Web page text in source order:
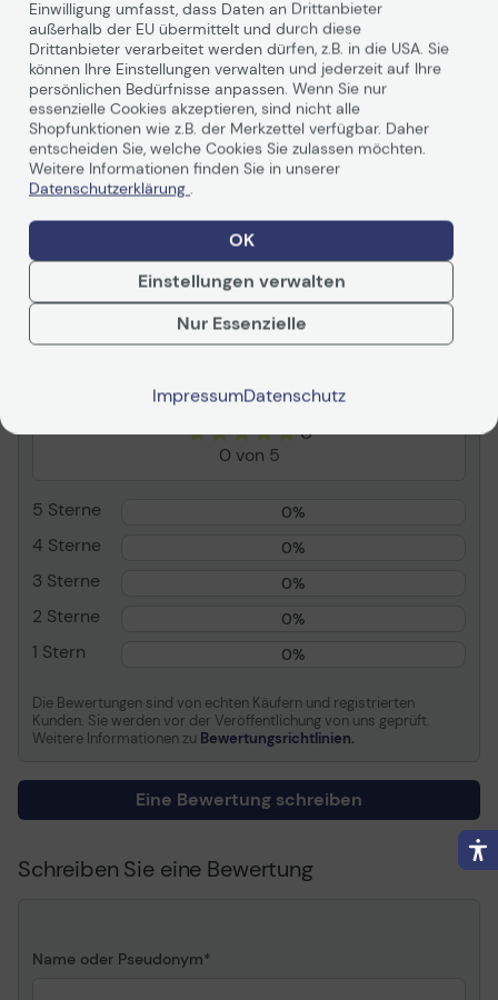
Hersteller
Lexmark
Herst.Art.Nr.
C746A2MG
EAN
0734646319799
Hauptmerkmale
Produktbeschreibung
LCCP, LRP
Produkttyp
Tonerpatrone
Drucktechnologie
Laser
Magenta
Collection Program,
Lexmark Return Program
Kompatibel mit
Lexmark C746dn,
C748dte, C748e
Allgemein
Transportbreite
34.6 cm
Transporthöhe
20.1 cm
Transportgewicht
1.08 kg
Verbrauchsmaterial
Drucktechnologie
Laser
Bewertungen
0
0 von 5
5 Sterne 0%
4 Sterne 0%
3 Sterne 0%
2 Sterne 0%
1 Stern 0%
Die Bewertungen sind von echten Käufern und registrierten
Kunden. Sie werden vor der Veröffentlichung von uns geprüft.
Weitere Informationen zu Bewertungsrichtlinien.
Eine Bewertung schreiben
Schreiben Sie eine Bewertung
Name oder Pseudonym
Einwilligung umfasst, dass Daten an Drittanbieter
außerhalb der EU übermittelt und durch diese
Drittanbieter verarbeitet werden dürfen, z.B. in die USA. Sie
können Ihre Einstellungen verwalten und jederzeit auf Ihre
persönlichen Bedürfnisse anpassen. Wenn Sie nur
essenzielle Cookies akzeptieren, sind nicht alle
Shopfunktionen wie z.B. der Merkzettel verfügbar. Daher
entscheiden Sie, welche Cookies Sie zulassen möchten.
Weitere Informationen finden Sie in unserer
Datenschutzerklärung .
OK
Einstellungen verwalten
Nur Essenzielle
ImpressumDatenschutz